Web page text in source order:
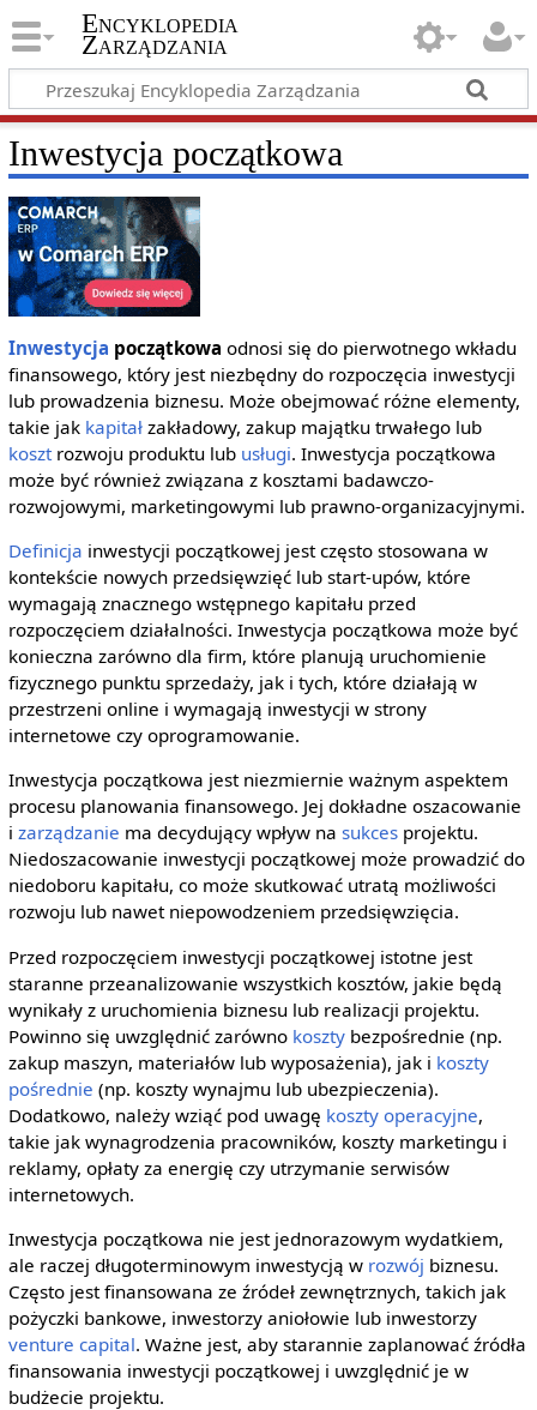
Encyklopedia
Zarządzania
Inwestycja początkowa
Inwestycja początkowa odnosi się do pierwotnego wkładu
finansowego, który jest niezbędny do rozpoczęcia inwestycji
lub prowadzenia biznesu. Może obejmować różne elementy,
takie jak kapitałzakładowy, zakup majątku trwałego lub
kosztrozwoju produktu lub usługi. Inwestycja początkowa
może być również związana z kosztami badawczo-
rozwojowymi, marketingowymi lub prawno-organizacyjnymi.
Definicja inwestycji początkowej jest często stosowana w
kontekście nowych przedsięwzięć lub start-upów, które
wymagają znacznego wstępnego kapitału przed
rozpoczęciem działalności. Inwestycja początkowa może być
konieczna zarówno dla firm, które planują uruchomienie
fizycznego punktu sprzedaży, jak i tych, które działają w
przestrzeni online i wymagają inwestycji w strony
internetowe czy oprogramowanie.
Inwestycja początkowa jest niezmiernie ważnym aspektem
procesu planowania finansowego. Jej dokładne oszacowanie
i zarządzanie ma decydujący wpływ na sukcesprojektu.
Niedoszacowanie inwestycji początkowej może prowadzić do
niedoboru kapitału, co może skutkować utratą możliwości
rozwoju lub nawet niepowodzeniem przedsięwzięcia.
Przed rozpoczęciem inwestycji początkowej istotne jest
staranne przeanalizowanie wszystkich kosztów, jakie będą
wynikały z uruchomienia biznesu lub realizacji projektu.
Powinno się uwzględnić zarówno kosztybezpośrednie (np.
zakup maszyn, materiałów lub wyposażenia), jak i koszty
pośrednie (np. koszty wynajmu lub ubezpieczenia).
Dodatkowo, należy wziąć pod uwagę koszty operacyjne,
takie jak wynagrodzenia pracowników, koszty marketingu i
reklamy, opłaty za energię czy utrzymanie serwisów
internetowych.
Inwestycja początkowa nie jest jednorazowym wydatkiem,
ale raczej długoterminowym inwestycją w rozwój biznesu.
Często jest finansowana ze źródeł zewnętrznych, takich jak
pożyczki bankowe, inwestorzy aniołowie lub inwestorzy
venture capital. Ważne jest, aby starannie zaplanować źródła
finansowania inwestycji początkowej i uwzględnić je w
budżecie projektu.